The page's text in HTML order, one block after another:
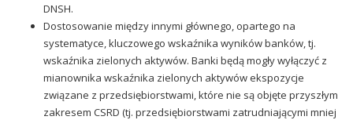
DNSH.
Dostosowanie między innymi głównego, opartego na
systematyce, kluczowego wskaźnika wyników banków, tj.
wskaźnika zielonych aktywów. Banki będą mogły wyłączyć z
mianownika wskaźnika zielonych aktywów ekspozycje
związane z przedsiębiorstwami, które nie są objęte przyszłym
zakresem CSRD (tj. przedsiębiorstwami zatrudniającymi mniej